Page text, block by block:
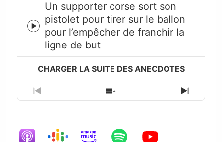
Episode
play
icon
Un supporter corse sort son
pistolet pour tirer sur le ballon
pour l’empêcher de franchir la
ligne de but
Previous
Episode
Show
Episodes
Next
Episode